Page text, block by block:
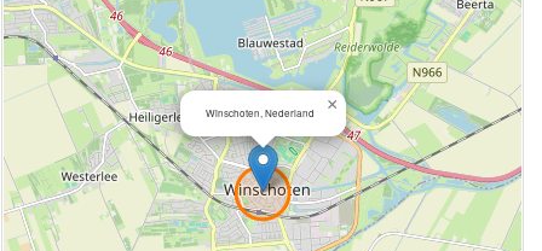
Winschoten, Nederland ×